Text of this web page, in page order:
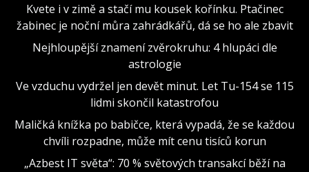
Kvete i v zimě a stačí mu kousek kořínku. Ptačinec
žabinec je noční můra zahrádkářů, dá se ho ale zbavit
Nejhloupější znamení zvěrokruhu: 4 hlupáci dle
astrologie
Ve vzduchu vydržel jen devět minut. Let Tu-154 se 115
lidmi skončil katastrofou
Maličká knížka po babičce, která vypadá, že se každou
chvíli rozpadne, může mít cenu tisíců korun
„Azbest IT světa“: 70 % světových transakcí běží na